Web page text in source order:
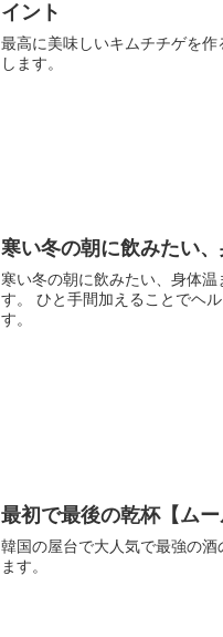
イント
最高に美味しいキムチチゲを
します。
寒い冬の朝に飲みたい
寒い冬の朝に飲みたい、身体
す。 ひと手間加えることでヘ
す。
最初で最後の乾杯【ムー
韓国の屋台で大人気で最強の
ます。